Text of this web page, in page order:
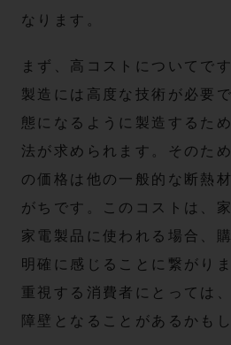
なります。
まず、高コストについてで
製造には高度な技術が必要
態になるように製造するた
法が求められます。そのた
の価格は他の一般的な断熱
がちです。このコストは、
家電製品に使われる場合、
明確に感じることに繋がり
重視する消費者にとっては
障壁となることがあるかも